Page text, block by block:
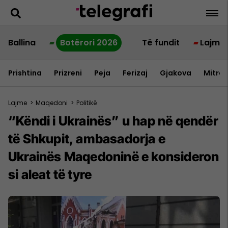
Ballina Botërori 2026 Të fundit Lajme
Prishtina Prizreni Peja Ferizaj Gjakova
Lajme > Maqedoni > Politikë
“Këndi i Ukrainës” u hap në qendër
të Shkupit, ambasadorja e
Ukrainës Maqedoninë e konsideron
si aleat të tyre